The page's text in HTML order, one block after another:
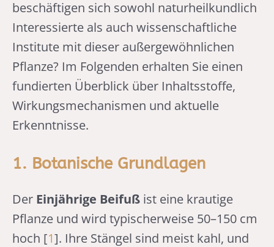
beschäftigen sich sowohl naturheilkundlich
Interessierte als auch wissenschaftliche
Institute mit dieser außergewöhnlichen
Pflanze? Im Folgenden erhalten Sie einen
fundierten Überblick über Inhaltsstoffe,
Wirkungsmechanismen und aktuelle
Erkenntnisse.
1. Botanische Grundlagen
Der Einjährige Beifuß ist eine krautige
Pflanze und wird typischerweise 50–150 cm
hoch [1]. Ihre Stängel sind meist kahl, und